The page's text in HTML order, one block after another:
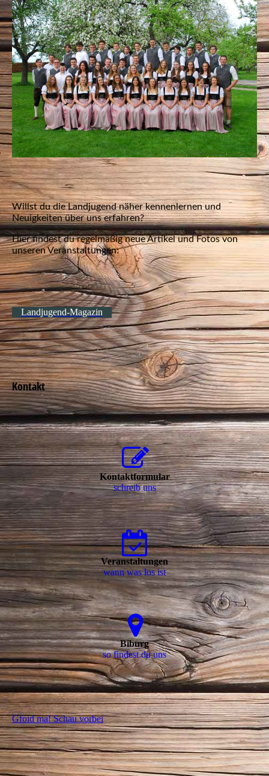
Willst du die Landjugend näher kennenlernen und
Neuigkeiten über uns erfahren?
Hier findest du regelmäßig neue Artikel und Fotos von
unseren Veranstaltungen:
Landjugend-Magazin
Kontakt
Kontaktformular
schreib uns
Veranstaltungen
wann was los ist
Biburg
so findest du uns
Gfoid ma! Schau vorbei